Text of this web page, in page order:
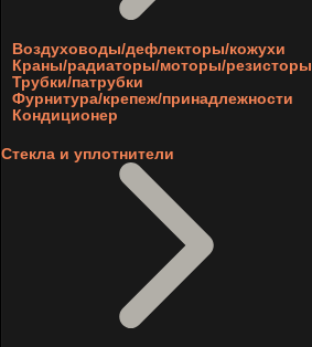
Воздуховоды/дефлекторы/кожухи
Краны/радиаторы/моторы/резисторы
Трубки/патрубки
Фурнитура/крепеж/принадлежности
Кондиционер
Стекла и уплотнители